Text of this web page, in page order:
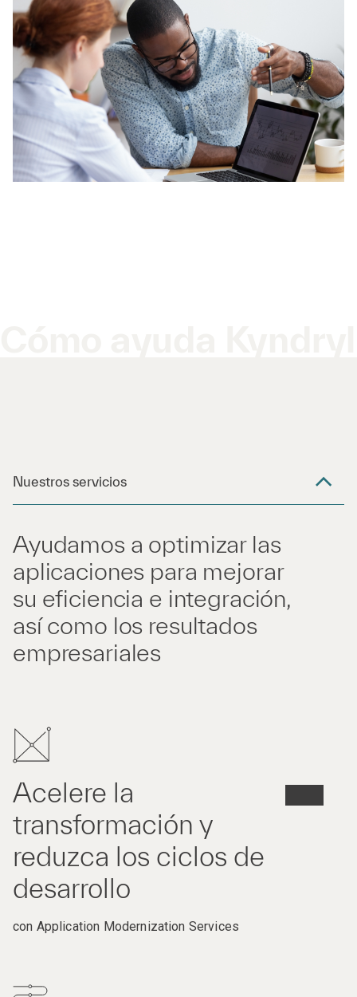
Nuestros servicios
Ayudamos a optimizar las
aplicaciones para mejorar
su eficiencia e integración,
así como los resultados
empresariales
Acelere la
transformación y
reduzca los ciclos de
desarrollo
con Application Modernization Services